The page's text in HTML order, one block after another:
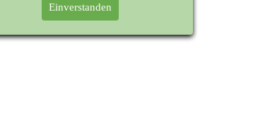
Einverstanden